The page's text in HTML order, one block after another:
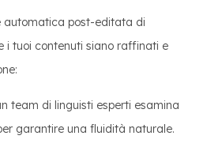
automatica post-editata di
i tuoi contenuti siano raffinati e
team di linguisti esperti esamina
garantire una fluidità naturale.